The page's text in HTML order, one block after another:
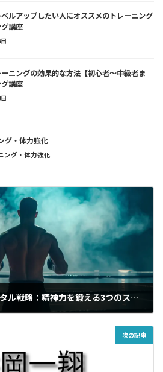
ベルアップしたい人にオススメのトレーニング
講座
ニングの効果的な方法【初心者〜中級者ま
講座
グ・体力強化
ング・体力強化
試合に勝つためのメンタル戦略：精神力を鍛える3つのステップ｜ボクシング講座
次の記事